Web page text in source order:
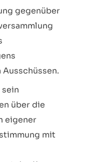
gegenüber
über die
eigener
mit